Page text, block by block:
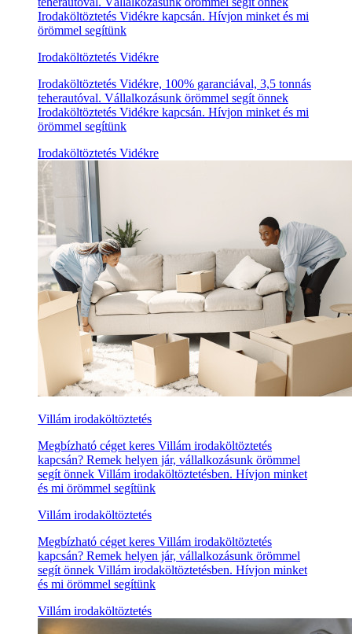
Irodaköltöztetés Vidékre kapcsán. Hívjon minket és mi
örömmel segítünk
Irodaköltöztetés Vidékre
Irodaköltöztetés Vidékre, 100% garanciával, 3,5 tonnás
teherautóval. Vállalkozásunk örömmel segít önnek
Irodaköltöztetés Vidékre kapcsán. Hívjon minket és mi
örömmel segítünk
Irodaköltöztetés Vidékre
Villám irodaköltöztetés
Megbízható céget keres Villám irodaköltöztetés
kapcsán? Remek helyen jár, vállalkozásunk örömmel
segít önnek Villám irodaköltöztetésben. Hívjon minket
és mi örömmel segítünk
Villám irodaköltöztetés
Megbízható céget keres Villám irodaköltöztetés
kapcsán? Remek helyen jár, vállalkozásunk örömmel
segít önnek Villám irodaköltöztetésben. Hívjon minket
és mi örömmel segítünk
Villám irodaköltöztetés